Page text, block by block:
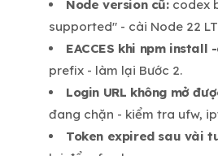
Node version cũ:codex
supported" - cài Node 22
EACCES khi npm install
prefix - làm lại Bước 2.
Login URL không mở
đang chặn - kiểm tra ufw,
Token expired sau vài